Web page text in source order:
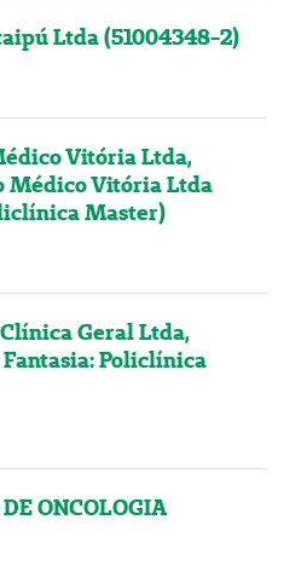
Ltda (51004348-2)
Vitória Ltda,
Médico Vitória Ltda
Master)
Geral Ltda,
Policlínica
ONCOLOGIA